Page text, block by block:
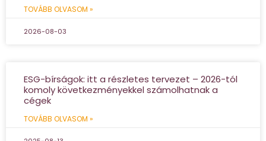
TOVÁBB OLVASOM »
2026-08-03
ESG-bírságok: itt a részletes tervezet – 2026-tól
komoly következményekkel számolhatnak a
cégek
TOVÁBB OLVASOM »